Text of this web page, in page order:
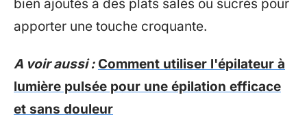
bien ajoutés à des plats salés ou sucrés pour
apporter une touche croquante.
A voir aussi : Comment utiliser l'épilateur à
lumière pulsée pour une épilation efficace
et sans douleur